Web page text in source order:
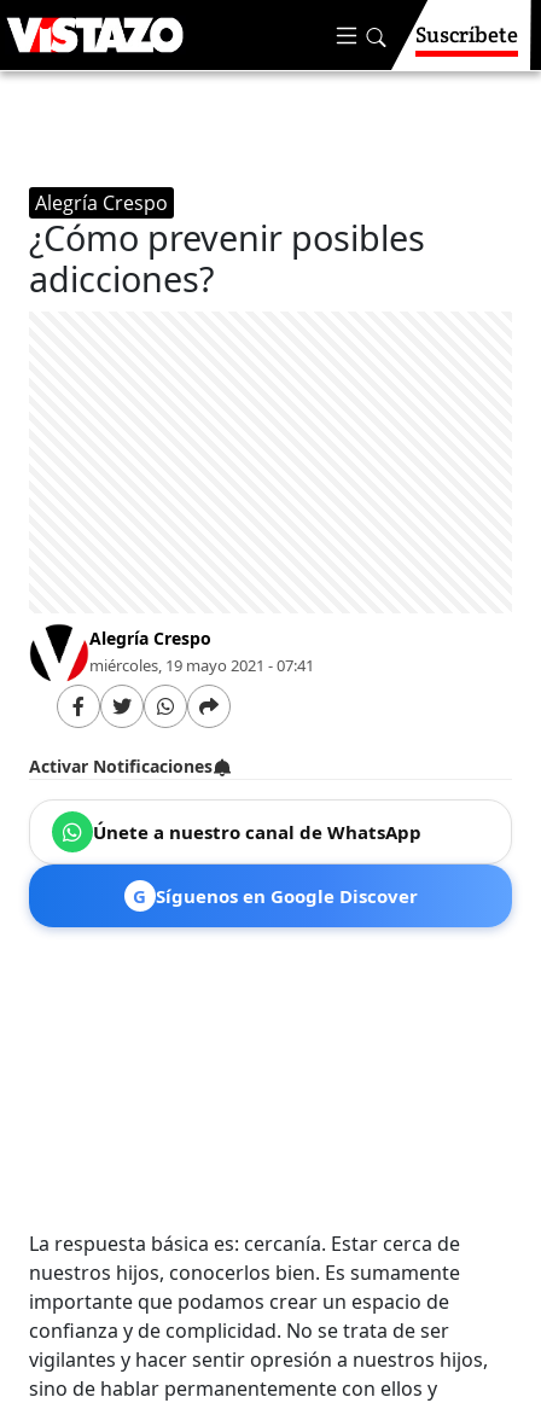
Suscríbete
Alegría Crespo
¿Cómo prevenir posibles
adicciones?
Alegría Crespo
miércoles, 19 mayo 2021 - 07:41
Activar Notificaciones
Únete a nuestro canal de WhatsApp
G Síguenos en Google Discover
La respuesta básica es: cercanía. Estar cerca de
nuestros hijos, conocerlos bien. Es sumamente
importante que podamos crear un espacio de
confianza y de complicidad. No se trata de ser
vigilantes y hacer sentir opresión a nuestros hijos,
sino de hablar permanentemente con ellos y